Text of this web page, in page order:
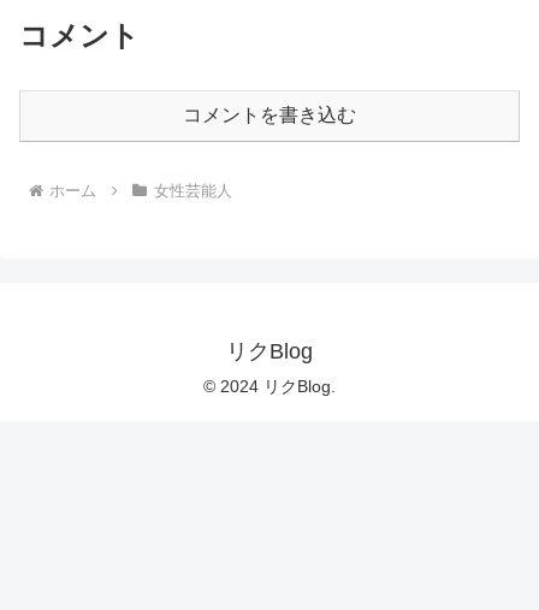
コメント
コメントを書き込む
ホーム 女性芸能人
リクBlog
© 2024 リクBlog.